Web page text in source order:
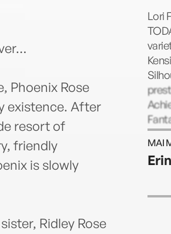
Phoenix Rose
existence. After
resort of
friendly
is slowly
Ridley Rose
Lori
MAI